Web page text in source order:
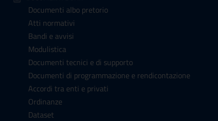
Documenti albo pretorio
Atti normativi
Bandi e avvisi
Modulistica
Documenti tecnici e di supporto
Documenti di programmazione e rendicontazione
Accordi tra enti e privati
Ordinanze
Dataset